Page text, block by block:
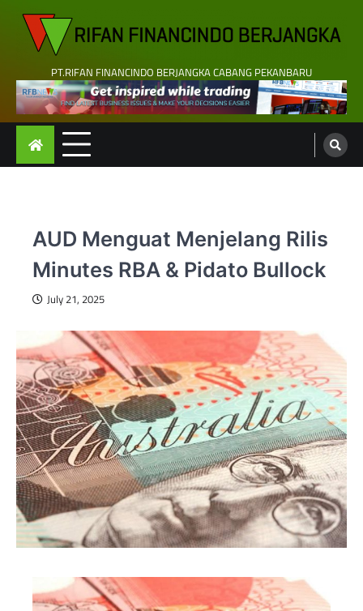
content
PT.RIFAN FINANCINDO BERJANGKA CABANG PEKANBARU
AUD Menguat Menjelang Rilis
Minutes RBA & Pidato Bullock
July 21, 2025